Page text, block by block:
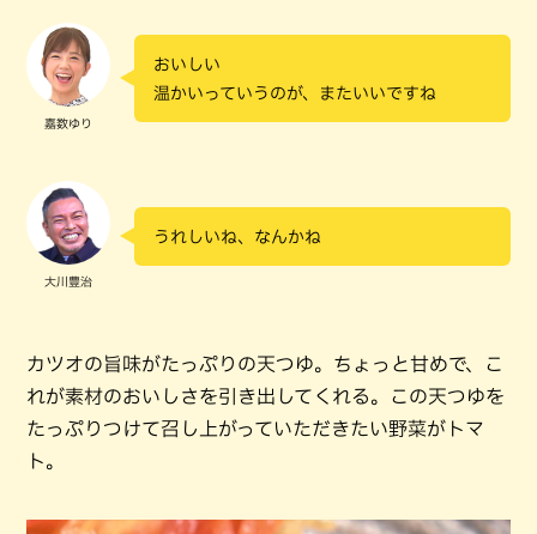
嘉数ゆり
おいしい
温かいっていうのが、またいいですね
大川豊治
うれしいね、なんかね
カツオの旨味がたっぷりの天つゆ。ちょっと甘めで、こ
れが素材のおいしさを引き出してくれる。この天つゆを
たっぷりつけて召し上がっていただきたい野菜がトマ
ト。